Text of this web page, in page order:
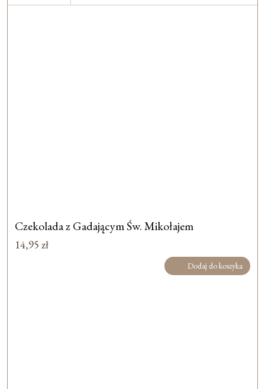
Czekolada z Gadającym Św. Mikołajem
14,95 zł
Dodaj do koszyka